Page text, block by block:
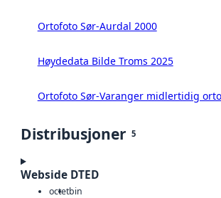
Ortofoto Sør-Aurdal 2000
Høydedata Bilde Troms 2025
Ortofoto Sør-Varanger midlertidig
Distribusjoner 5
Webside DTED
octetbin